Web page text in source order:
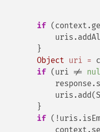
if
        }
Object uri =
if (uri !=
        }
if